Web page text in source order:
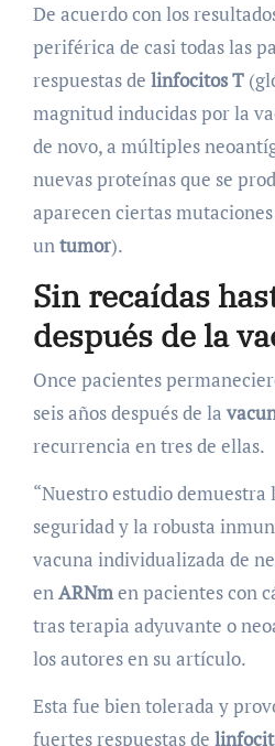
De acuerdo con los
periférica de casi todas las
respuestas de linfocitos T
magnitud inducidas por la
de novo, a múltiples
nuevas proteínas que se
aparecen ciertas
untumor).
Sin recaídas
después de la
Once pacientes
seis años después de la
recurrencia en tres de ellas.
“Nuestro estudio
seguridad y la robusta
vacuna individualizada de
enARNmen pacientes con
tras terapia adyuvante o
los autores en su artículo.
Esta fue bien tolerada y
fuertes respuestas de